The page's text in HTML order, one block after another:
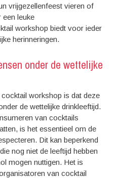
vrijgezellenfeest vieren of
een leuke
workshop biedt voor ieder
herinneringen.
onder de wettelijke
workshop is dat deze
de wettelijke drinkleeftijd.
van cocktails
is het essentieel om de
Dit kan beperkend
nog niet de leeftijd hebben
mogen nuttigen. Het is
van cocktail